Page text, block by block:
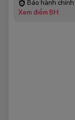
Bảo hành
Xem điểm BH